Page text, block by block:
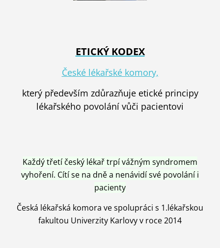
ETICKÝ KODEX
České lékařské komory,
který především zdůrazňuje etické principy
lékařského povolání vůči pacientovi
Každý třetí český lékař trpí vážným syndromem
vyhoření. Cítí se na dně a nenávidí své povolání i
pacienty
Česká lékařská komora ve spolupráci s 1.lékařskou
fakultou Univerzity Karlovy v roce 2014